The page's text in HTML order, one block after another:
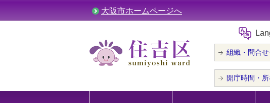
大阪市ホームページへ
組織・問合
開庁時間・